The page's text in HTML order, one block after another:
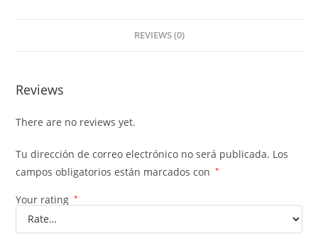
REVIEWS (0)
Reviews
There are no reviews yet.
Tu dirección de correo electrónico no será publicada. Los
campos obligatorios están marcados con
*
Your rating *